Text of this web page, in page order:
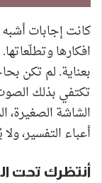
كانت إجابات
افكارها
بعناية. لم تكن
تكتفي بذلك
الشاشة الصغيرة،
أعباء التفسير،
أنتظرك تحت